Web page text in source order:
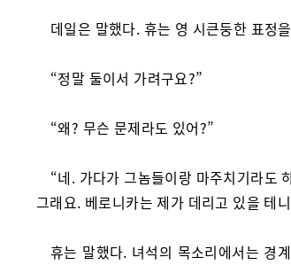
데일은 말했다. 휴는 영 시큰둥한 표정
“정말 둘이서 가려구요?”
“왜? 무슨 문제라도 있어?”
“네. 가다가 그놈들이랑 마주치기라도
그래요. 베로니카는 제가 데리고 있을 테
휴는 말했다. 녀석의 목소리에서는 경